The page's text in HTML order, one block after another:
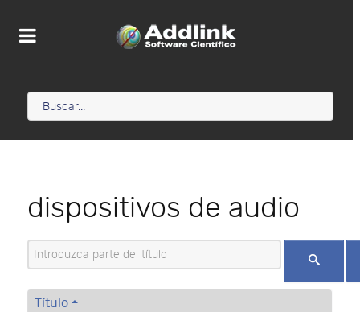
dispositivos de audio
Introduzca parte del título
Título